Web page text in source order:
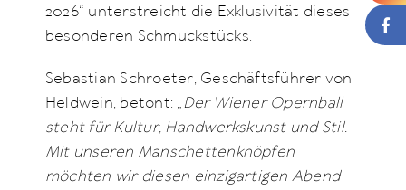
2026“ unterstreicht die Exklusivität dieses
besonderen Schmuckstücks.
Sebastian Schroeter, Geschäftsführer von
Heldwein, betont:„Der Wiener Opernball
steht für Kultur, Handwerkskunst und Stil.
Mit unseren Manschettenknöpfen
möchten wir diesen einzigartigen Abend